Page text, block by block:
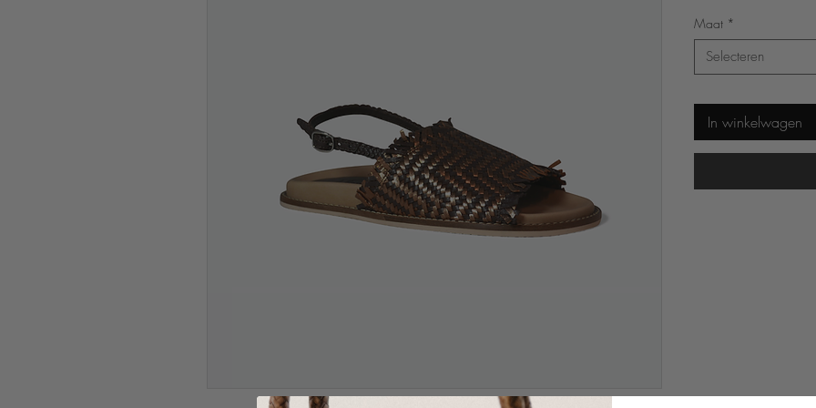
Maat *
Selecteren
In winkelwagen